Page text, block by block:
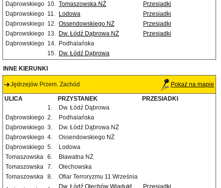
Dąbrowskiego 10. Tomaszowska NŻ
Przesiadki
Dąbrowskiego 11. Lodowa
Przesiadki
Dąbrowskiego 12. Ossendowskiego NŻ
Przesiadki
Dąbrowskiego 13. Dw. Łódź Dąbrowa NŻ
Przesiadki
Dąbrowskiego 14. Podhalańska
15. Dw. Łódź Dąbrowa
INNE KIERUNKI
Jędrzejów Przem. Zachód Pokaż na mapie
ULICA PRZYSTANEK
PRZESIADKI
1.
Dw. Łódź Dąbrowa
Dąbrowskiego 2.
Podhalańska
Dąbrowskiego 3.
Dw. Łódź Dąbrowa NŻ
Dąbrowskiego 4.
Ossendowskiego NŻ
Dąbrowskiego 5.
Lodowa
Tomaszowska 6.
Bławatna NŻ
Tomaszowska 7.
Olechowska
Tomaszowska 8.
Ofiar Terroryzmu 11 Września
Dw. Łódź Olechów Wiadukt
Przesiadki